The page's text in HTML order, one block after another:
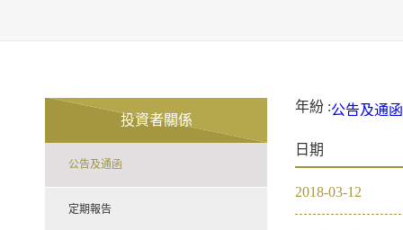
投資者關係
公告及通函
2021
定期報告
年紛 :公告及通函
推介材料
企業管治
日期
2018-03-12